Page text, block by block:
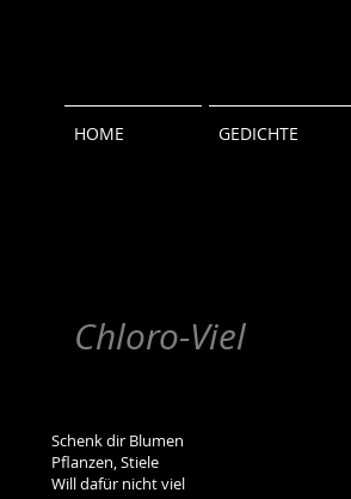
HOME GEDICHTE
Chloro-Viel
dir Blumen
Stiele
nicht viel